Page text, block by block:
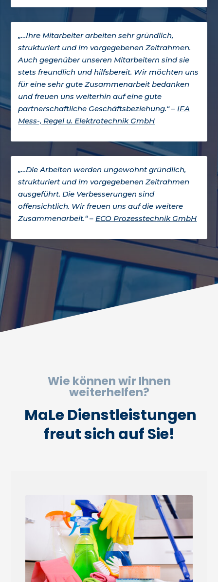
„…Ihre Mitarbeiter arbeiten sehr gründlich,
strukturiert und im vorgegebenen Zeitrahmen.
Auch gegenüber unseren Mitarbeitern sind sie
stets freundlich und hilfsbereit. Wir möchten uns
für eine sehr gute Zusammenarbeit bedanken
und freuen uns weiterhin auf eine gute
partnerschaftliche Geschäftsbeziehung.“ –IFA
Mess-, Regel u. Elektrotechnik GmbH
„…Die Arbeiten werden ungewohnt gründlich,
strukturiert und im vorgegebenen Zeitrahmen
ausgeführt. Die Verbesserungen sind
offensichtlich. Wir freuen uns auf die weitere
Zusammenarbeit.“ –ECO Prozesstechnik GmbH
Wie können wir Ihnen
weiterhelfen?
MaLe Dienstleistungen
freut sich auf Sie!